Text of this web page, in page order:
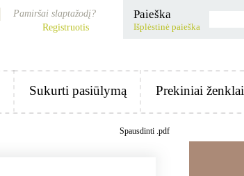
Paieška
Išplėstinė paieška
Pamiršai slaptažodį?
Registruotis
Sukurti pasiūlymą Prekiniai ženklai
Spausdinti .pdf